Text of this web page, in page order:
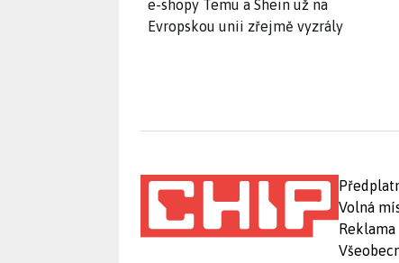
e-shopy Temu a Shein už na
Evropskou unii zřejmě vyzrály
Volná
Reklama